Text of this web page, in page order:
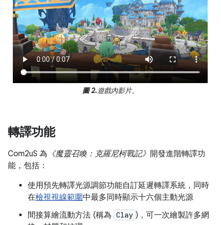
圖 2.遊戲內影片。
轉譯功能
Com2uS 為 《魔靈召喚：克羅尼柯戰記》 開發進階轉譯功
能，包括：
使用預先轉譯光源調節功能自訂延遲轉譯系統，同時
在檢視視線範圍中最多同時顯示十六個主動光源
間接算繪流動方法 (稱為 Clay )，可一次繪製許多網